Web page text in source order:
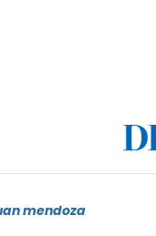
mendoza